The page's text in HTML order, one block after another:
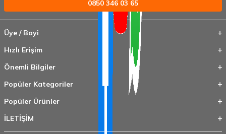
0850 346 03 65
Üye / Bayi
Hızlı Erişim
Önemli Bilgiler
Popüler Kategoriler
Popüler Ürünler
İLETİŞİM